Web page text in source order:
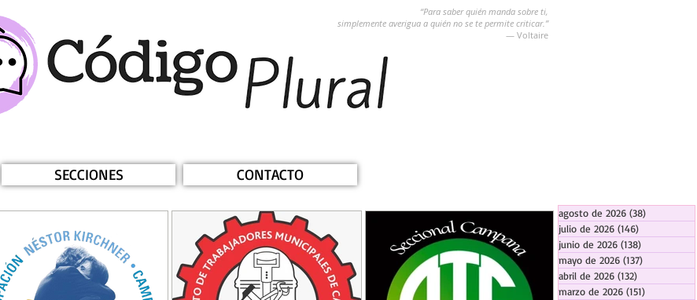
“Para saber quién manda sobre ti,
simplemente averigua a quién no se te permite criticar.”
― Voltaire
SECCIONES CONTACTO
agosto de 2026 (38)
julio de 2026 (146)
junio de 2026 (138)
mayo de 2026 (137)
abril de 2026 (132)
marzo de 2026 (151)